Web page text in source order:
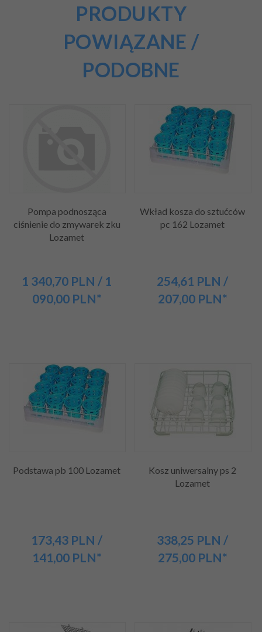
PRODUKTY
POWIĄZANE /
PODOBNE
Pompa podnosząca
ciśnienie do zmywarek zku
Lozamet
1 340,70 PLN / 1
090,00 PLN*
Wkład kosza do sztućców
pc 162 Lozamet
254,61 PLN /
207,00 PLN*
Podstawa pb 100 Lozamet
173,43 PLN /
141,00 PLN*
Kosz uniwersalny ps 2
Lozamet
338,25 PLN /
275,00 PLN*